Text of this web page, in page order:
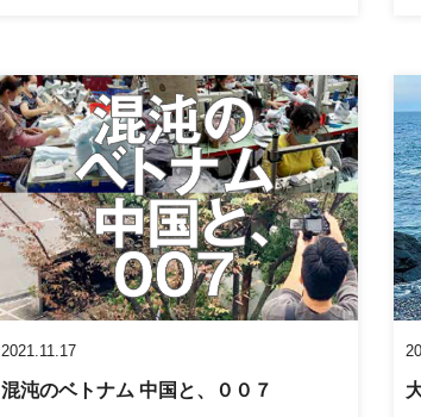
2021.11.17
混沌のベトナム 中国と、００７